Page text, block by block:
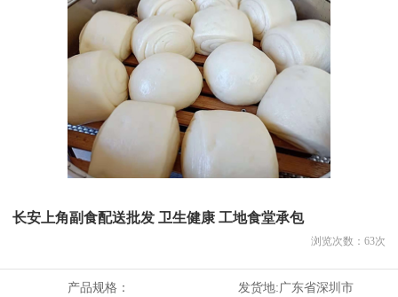
长安上角副食配送批发 卫生健康 工地食堂承包
浏览次数： 63次
产品规格： 发货地:广东省深圳市